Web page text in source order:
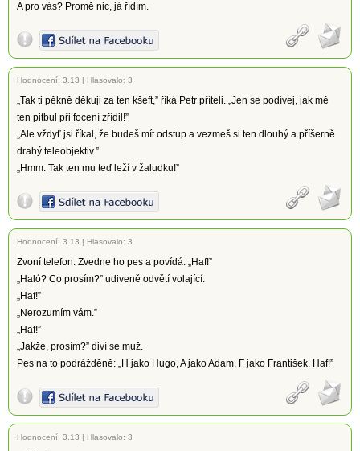
A pro vás? Promě nic, já řídím.
Hodnocení: 3.13 | Hlasovalo: 3
„Tak ti pěkně děkuji za ten kšeft,” říká Petr příteli. „Jen se podívej, jak mě
ten pitbul při focení zřídil!”
„Ale vždyť jsi říkal, že budeš mít odstup a vezmeš si ten dlouhý a příšerně
drahý teleobjektiv.”
„Hmm. Tak ten mu teď leží v žaludku!”
Hodnocení: 3.13 | Hlasovalo: 3
Zvoní telefon. Zvedne ho pes a povídá: „Haf!”
„Haló? Co prosím?” udiveně odvětí volající.
„Haf!”
„Nerozumím vám.”
„Haf!”
„Jakže, prosím?” diví se muž.
Pes na to podrážděně: „H jako Hugo, A jako Adam, F jako František. Haf!”
Hodnocení: 3.13 | Hlasovalo: 3